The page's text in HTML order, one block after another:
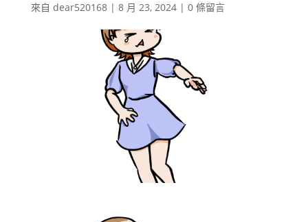
來自 dear520168| 8 月 23, 2024| 0 條留言